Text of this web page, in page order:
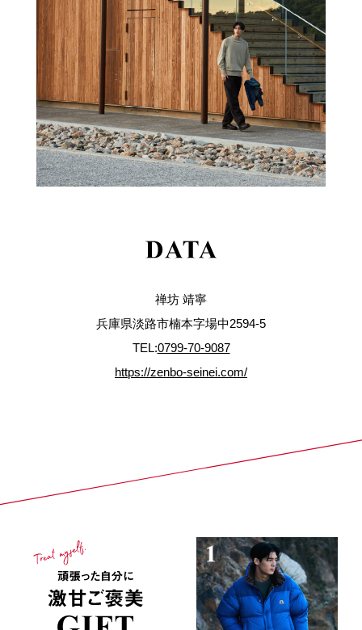
禅坊 靖寧
兵庫県淡路市楠本字場中2594-5
TEL:0799-70-9087
https://zenbo-seinei.com/